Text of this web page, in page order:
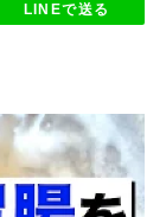
LINEで送る